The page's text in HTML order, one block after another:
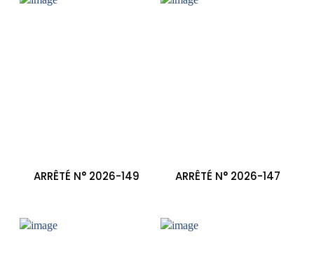
ARRÊTÉ N° 2026-149 ARRÊTÉ N° 2026-147